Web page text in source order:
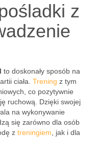
z
to doskonały sposób na
ciała. Trening z tym
co pozytywnie
ruchową. Dzięki swojej
na wykonywanie
się zarówno dla osób
z treningiem , jak i dla